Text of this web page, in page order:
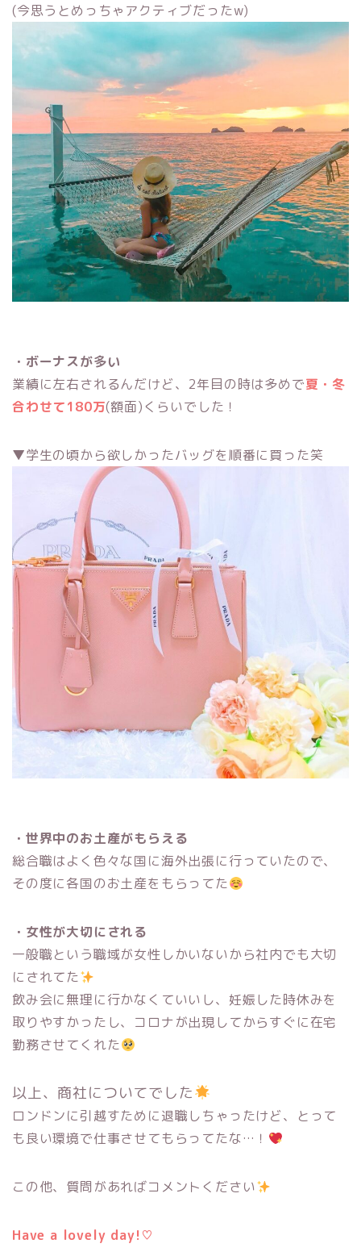
(今思うとめっちゃアクティブだったw)
・ボーナスが多い
業績に左右されるんだけど、2年目の時は多めで夏・冬
合わせて180万(額面)くらいでした！
▼学生の頃から欲しかったバッグを順番に買った笑
・世界中のお土産がもらえる
総合職はよく色々な国に海外出張に行っていたので、
その度に各国のお土産をもらってた
・女性が大切にされる
一般職という職域が女性しかいないから社内でも大切
にされてた
飲み会に無理に行かなくていいし、妊娠した時休みを
取りやすかったし、コロナが出現してからすぐに在宅
勤務させてくれた
以上、商社についてでした
ロンドンに引越すために退職しちゃったけど、とって
も良い環境で仕事させてもらってたな…！
この他、質問があればコメントください
Have a lovely day!♡